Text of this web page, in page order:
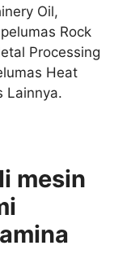
Oil,
Rock
Processing
Heat
Lainnya.
mesin